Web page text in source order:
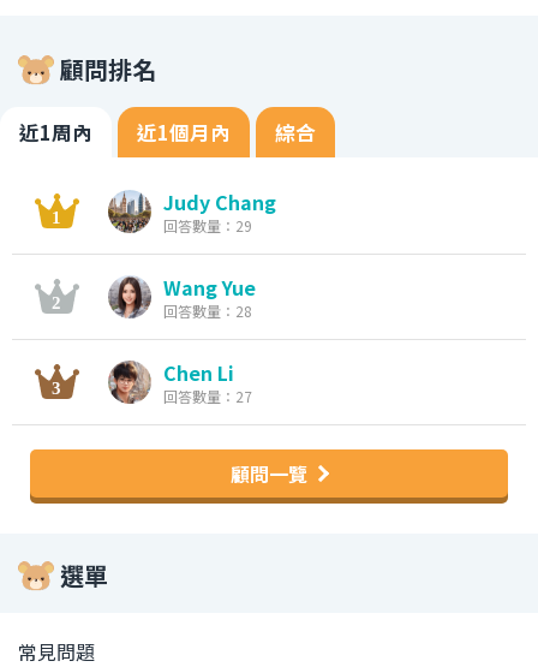
顧問排名
近1周內 近1個月內 綜合
Judy Chang
回答數量：29
Wang Yue
回答數量：28
Chen Li
回答數量：27
顧問一覽
選單
常見問題